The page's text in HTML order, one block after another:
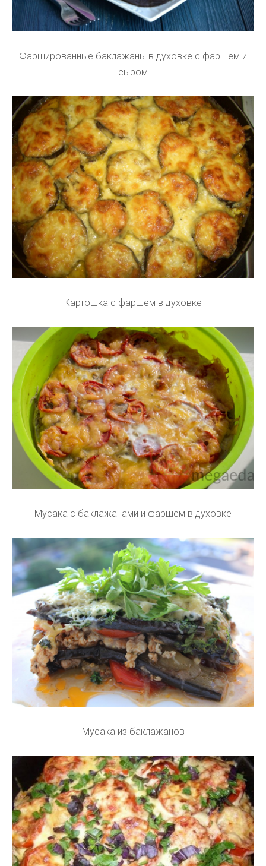
Фаршированные баклажаны в духовке с фаршем и
сыром
Картошка с фаршем в духовке
Мусака с баклажанами и фаршем в духовке
Мусака из баклажанов